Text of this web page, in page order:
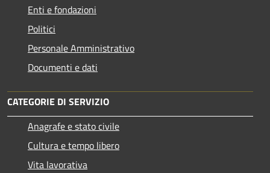
Enti e fondazioni
Politici
Personale Amministrativo
Documenti e dati
CATEGORIE DI SERVIZIO
Anagrafe e stato civile
Cultura e tempo libero
Vita lavorativa